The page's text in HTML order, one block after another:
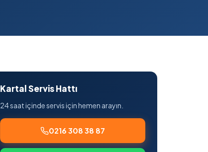
Kartal Servis Hattı
24 saat içinde servis için hemen arayın.
0216 308 38 87